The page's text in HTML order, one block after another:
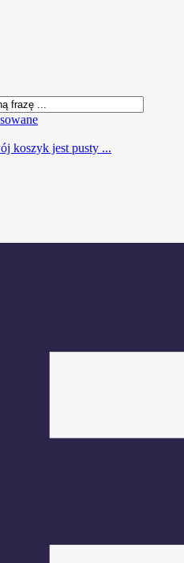
koszyk jest pusty ...